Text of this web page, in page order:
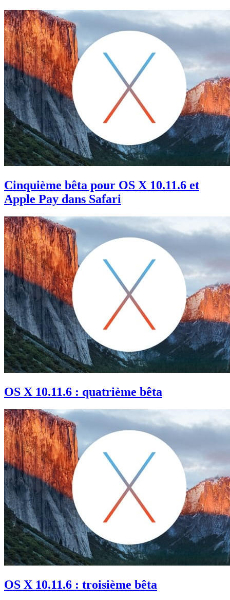
Cinquième bêta pour OS X 10.11.6 et
Apple Pay dans Safari
OS X 10.11.6 : quatrième bêta
OS X 10.11.6 : troisième bêta